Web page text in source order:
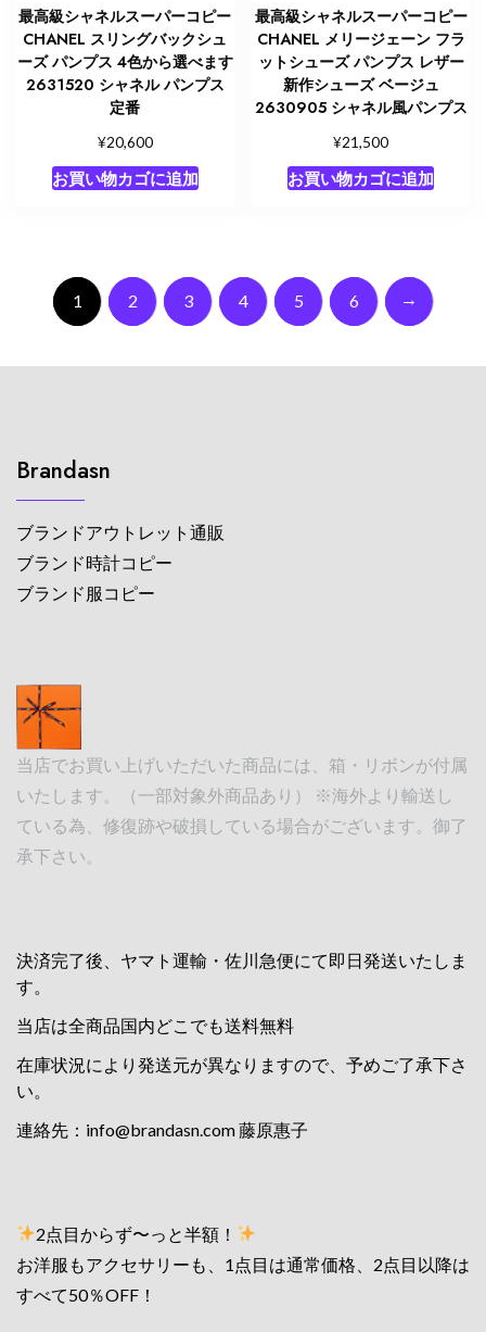
最高級シャネルスーパーコピー
CHANEL スリングバックシュ
ーズ パンプス 4色から選べます
2631520 シャネル パンプス
定番
¥20,600
お買い物カゴに追加
最高級シャネルスーパーコピー
CHANEL メリージェーン フラ
ットシューズ パンプス レザー
新作シューズ ベージュ
2630905 シャネル風パンプス
¥21,500
お買い物カゴに追加
1 2 3 4 5 6 →
Brandasn
ブランドアウトレット通販
ブランド時計コピー
ブランド服コピー
当店でお買い上げいただいた商品には、箱・リボンが付属
いたします。（一部対象外商品あり） ※海外より輸送し
ている為、修復跡や破損している場合がございます。御了
承下さい。
決済完了後、ヤマト運輸・佐川急便にて即日発送いたしま
す。
当店は全商品国内どこでも送料無料
在庫状況により発送元が異なりますので、予めご了承下さ
い。
連絡先： info@brandasn.com藤原惠子
2点目からず〜っと半額！
お洋服もアクセサリーも、1点目は通常価格、2点目以降は
すべて50％OFF！